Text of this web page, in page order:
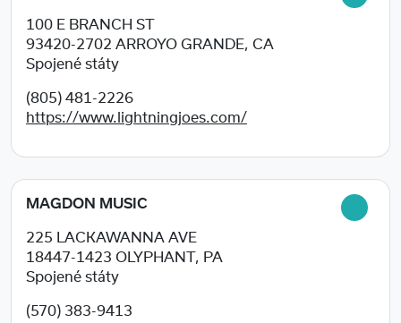
100 E BRANCH ST
93420-2702 ARROYO GRANDE, CA
Spojené státy
(805) 481-2226
https://www.lightningjoes.com/
MAGDON MUSIC
225 LACKAWANNA AVE
18447-1423 OLYPHANT, PA
Spojené státy
(570) 383-9413